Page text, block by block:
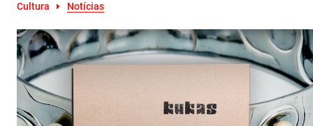
Cultura Notícias